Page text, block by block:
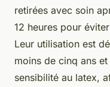
retirées avec soin
12 heures pour
Leur utilisation est
moins de cinq ans
sensibilité au latex,